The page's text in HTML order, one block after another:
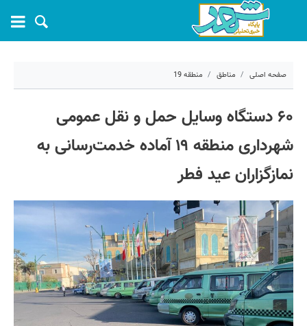
صفحه اصلی مناطق منطقه 19
۶۰ دستگاه وسایل حمل و نقل عمومی
شهرداری منطقه ۱۹ آماده خدمت‌رسانی به
نمازگزاران عید فطر